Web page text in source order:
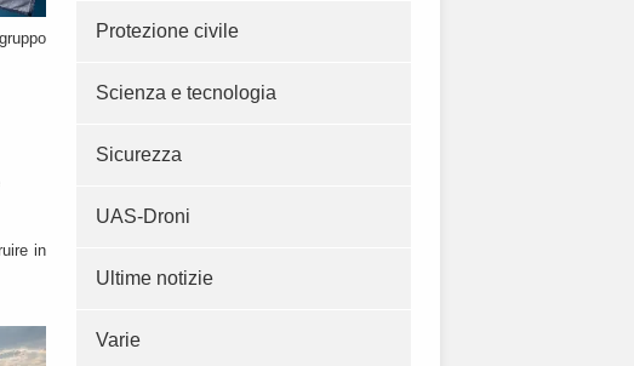
in
Protezione civile
Scienza e tecnologia
Sicurezza
UAS-Droni
Ultime notizie
Varie